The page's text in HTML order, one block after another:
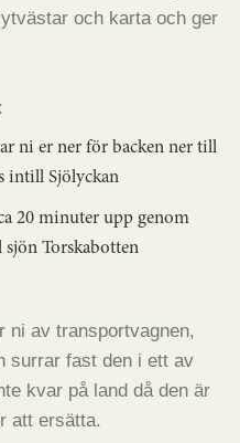
och karta och ger
ni er ner för backen ner till
intill Sjölyckan
20 minuter upp genom
Torskabotten
ni av transportvagnen,
surrar fast den i ett av
kvar på land då den är
att ersätta.